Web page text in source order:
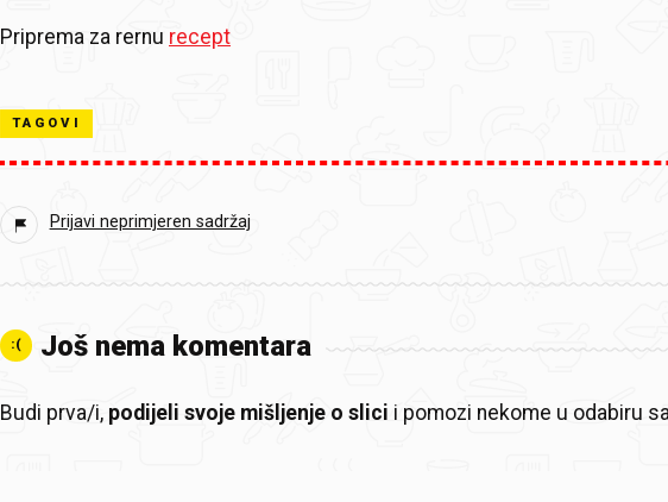
Priprema za rernu recept
TAGOVI
Prijavi neprimjeren sadržaj
:( Još nema komentara
Budi prva/i, podijeli svoje mišljenje o slici i pomozi nekome u odabiru